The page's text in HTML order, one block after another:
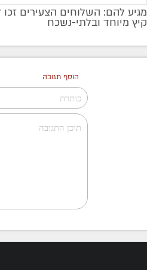
מגיע להם: השלוחים הצעירים
קיץ מיוחד ובלתי-נשכח
הוסף תגובה